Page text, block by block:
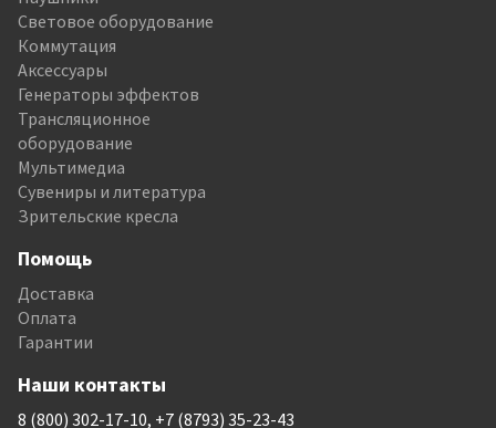
Световое оборудование
Коммутация
Аксессуары
Генераторы эффектов
Трансляционное
оборудование
Мультимедиа
Сувениры и литература
Зрительские кресла
Помощь
Доставка
Оплата
Гарантии
Наши контакты
8 (800) 302-17-10, +7 (8793) 35-23-43